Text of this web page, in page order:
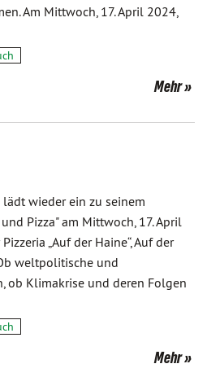
Am Mittwoch, 17. April 2024,
Mehr
wieder ein zu seinem
Pizza" am Mittwoch, 17. April
„Auf der Haine“, Auf der
weltpolitische und
ob Klimakrise und deren Folgen
Mehr